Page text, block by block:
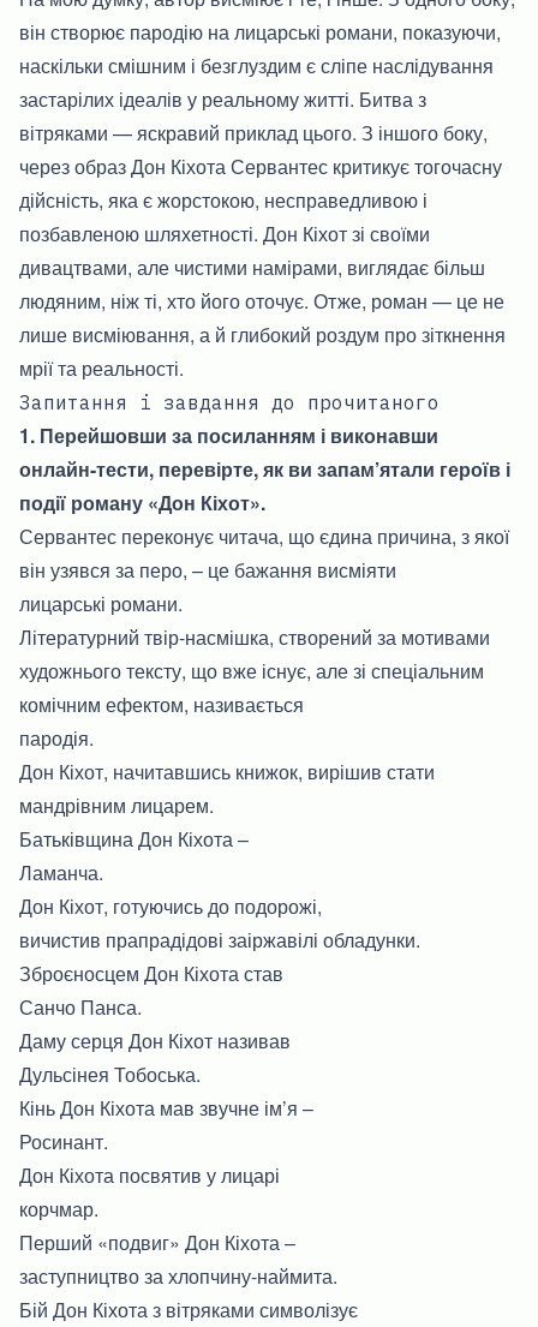
він створює пародію на лицарські романи, показуючи,
наскільки смішним і безглуздим є сліпе наслідування
застарілих ідеалів у реальному житті. Битва з
вітряками — яскравий приклад цього. З іншого боку,
через образ Дон Кіхота Сервантес критикує тогочасну
дійсність, яка є жорстокою, несправедливою і
позбавленою шляхетності. Дон Кіхот зі своїми
дивацтвами, але чистими намірами, виглядає більш
людяним, ніж ті, хто його оточує. Отже, роман — це не
лише висміювання, а й глибокий роздум про зіткнення
мрії та реальності.
Запитання і завдання до прочитаного
1. Перейшовши за посиланням і виконавши
онлайн-тести, перевірте, як ви запам’ятали героїв і
події роману «Дон Кіхот».
Сервантес переконує читача, що єдина причина, з якої
він узявся за перо, – це бажання висміяти
лицарські романи.
Літературний твір-насмішка, створений за мотивами
художнього тексту, що вже існує, але зі спеціальним
комічним ефектом, називається
пародія.
Дон Кіхот, начитавшись книжок, вирішив стати
мандрівним лицарем.
Батьківщина Дон Кіхота –
Ламанча.
Дон Кіхот, готуючись до подорожі,
вичистив прапрадідові заіржавілі обладунки.
Зброєносцем Дон Кіхота став
Санчо Панса.
Даму серця Дон Кіхот називав
Дульсінея Тобоська.
Кінь Дон Кіхота мав звучне ім’я –
Росинант.
Дон Кіхота посвятив у лицарі
корчмар.
Перший «подвиг» Дон Кіхота –
заступництво за хлопчину-наймита.
Бій Дон Кіхота з вітряками символізує